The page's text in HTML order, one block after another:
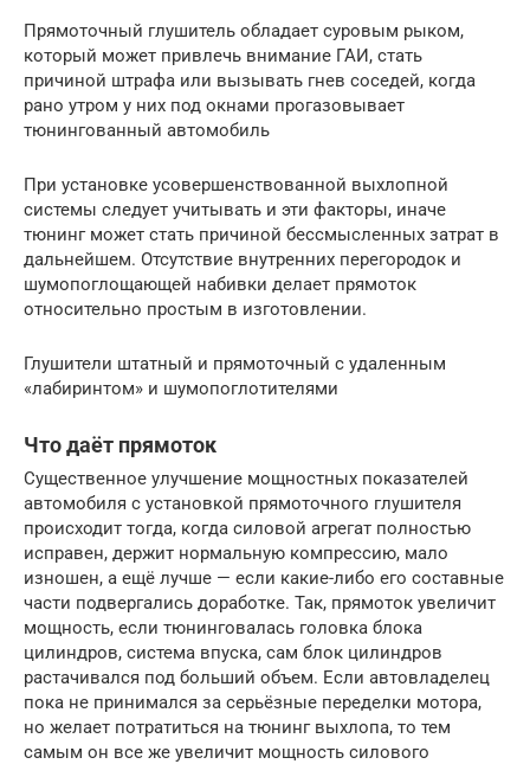
Прямоточный глушитель обладает суровым рыком,
который может привлечь внимание ГАИ, стать
причиной штрафа или вызывать гнев соседей, когда
рано утром у них под окнами прогазовывает
тюнингованный автомобиль
При установке усовершенствованной выхлопной
системы следует учитывать и эти факторы, иначе
тюнинг может стать причиной бессмысленных затрат в
дальнейшем. Отсутствие внутренних перегородок и
шумопоглощающей набивки делает прямоток
относительно простым в изготовлении.
Глушители штатный и прямоточный с удаленным
«лабиринтом» и шумопоглотителями
Что даёт прямоток
Существенное улучшение мощностных показателей
автомобиля с установкой прямоточного глушителя
происходит тогда, когда силовой агрегат полностью
исправен, держит нормальную компрессию, мало
изношен, а ещё лучше — если какие-либо его составные
части подвергались доработке. Так, прямоток увеличит
мощность, если тюнинговалась головка блока
цилиндров, система впуска, сам блок цилиндров
растачивался под больший объем. Если автовладелец
пока не принимался за серьёзные переделки мотора,
но желает потратиться на тюнинг выхлопа, то тем
самым он все же увеличит мощность силового